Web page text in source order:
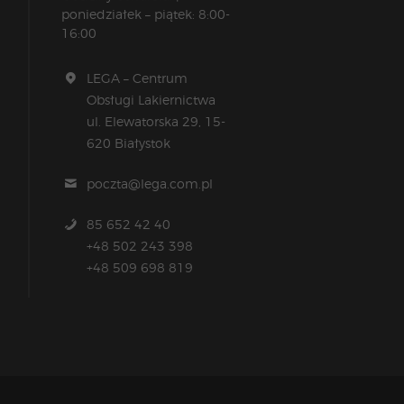
poniedziałek – piątek: 8:00-
16:00
LEGA – Centrum
Obsługi Lakiernictwa
ul. Elewatorska 29, 15-
620 Białystok
poczta@lega.com.pl
85 652 42 40
+48 502 243 398
+48 509 698 819